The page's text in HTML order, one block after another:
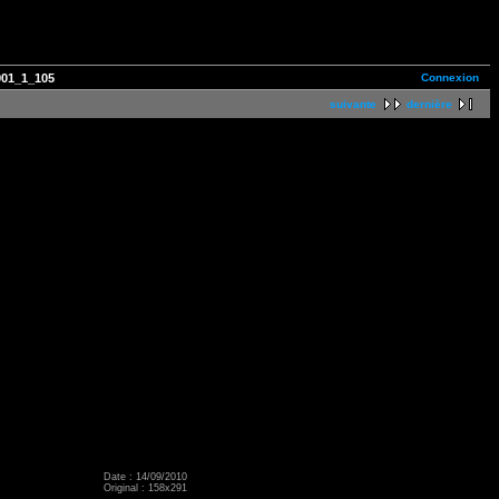
Connexion
suivante dernière
Date : 14/09/2010
Original : 158x291